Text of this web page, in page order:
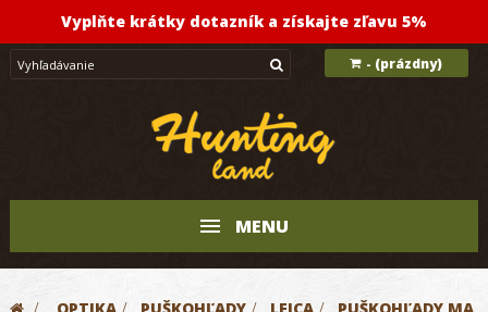
Vyplňte krátky dotazník a získajte zľavu 5%
- (prázdny)
MENU